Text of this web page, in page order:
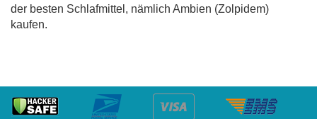
der besten Schlafmittel, nämlich Ambien (Zolpidem)
kaufen.